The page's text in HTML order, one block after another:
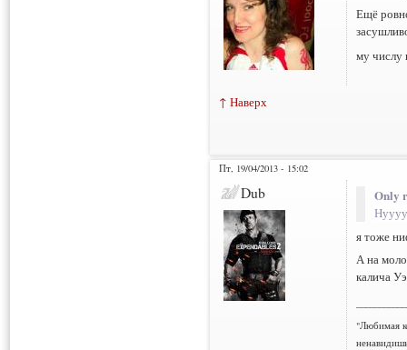
Ещё
му числу
↑ Наверх
Пт, 19/04/2013 - 15:02
Dub Only
я тоже
А на
калича
"Любимая